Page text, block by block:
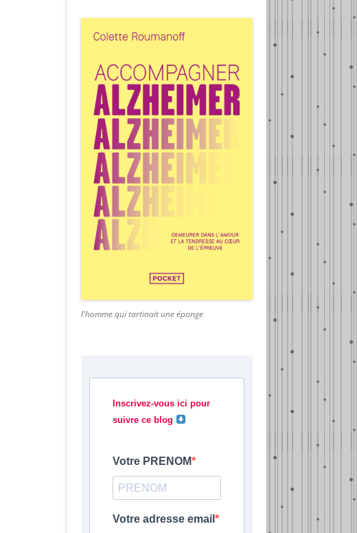
l'homme qui tartinait une éponge
Inscrivez-vous ici pour
suivre ce blog
Votre PRENOM
Votre adresse email